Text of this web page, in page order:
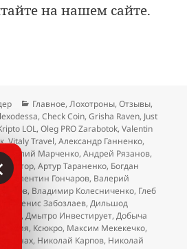
на нашем сайте.
Рубрики
Главное,Лохотроны,Отзывы,
,Check Coin,Grisha Raven, Just
LOL,Oleg PRO Zarabotok,Valentin
,Vitaly Travel,Александр Ганненко,
Марченко,Андрей Рязанов,
,Артур Тараненко, Богдан
,Валентин Гончаров, Валерий
, Владимир Колесниченко, Глеб
Денис Забозлаев,Дильшод
,Дмытро Инвестирует,Добыча
, Ксюкро, Максим Мекекечко,
Пинах, Николай Карпов, Николай